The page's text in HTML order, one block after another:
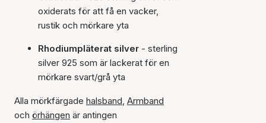
oxiderats för att få en vacker,
rustik och mörkare yta
Rhodiumpläterat silver - sterling
silver 925 som är lackerat för en
mörkare svart/grå yta
Alla mörkfärgade halsband, Armband
och örhängen är antingen